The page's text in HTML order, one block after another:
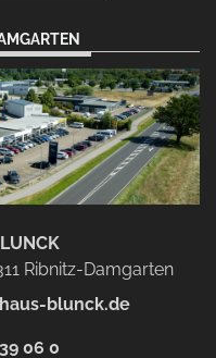
Ribnitz-Damgarten
blunck.de
06 0